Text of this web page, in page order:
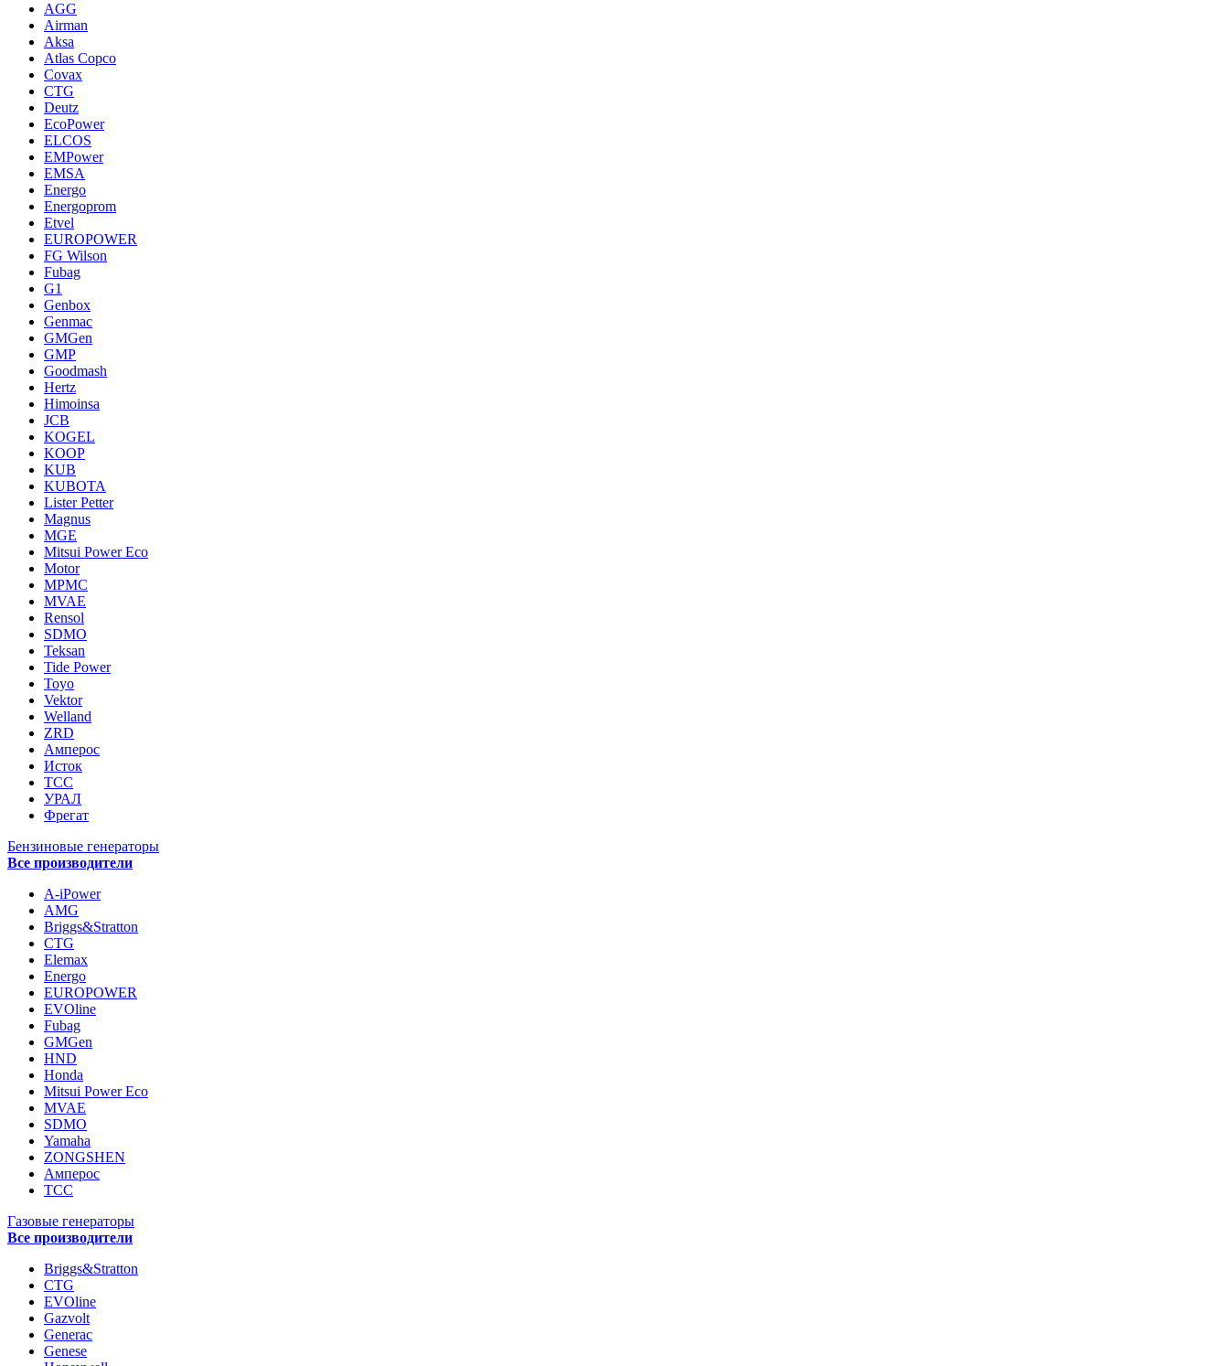
AGG
Airman
Aksa
Atlas Copco
Covax
CTG
Deutz
EcoPower
ELCOS
EMPower
EMSA
Energo
Energoprom
Etvel
EUROPOWER
FG Wilson
Fubag
G1
Genbox
Genmac
GMGen
GMP
Goodmash
Hertz
Himoinsa
JCB
KOGEL
KOOP
KUB
KUBOTA
Lister Petter
Magnus
MGE
Mitsui Power Eco
Motor
MPMC
MVAE
Rensol
SDMO
Teksan
Tide Power
Toyo
Vektor
Welland
ZRD
Амперос
Исток
ТСС
УРАЛ
Фрегат
Бензиновые генераторы
Все производители
A-iPower
AMG
Briggs&Stratton
CTG
Elemax
Energo
EUROPOWER
EVOline
Fubag
GMGen
HND
Honda
Mitsui Power Eco
MVAE
SDMO
Yamaha
ZONGSHEN
Амперос
ТСС
Газовые генераторы
Все производители
Briggs&Stratton
CTG
EVOline
Gazvolt
Generac
Genese